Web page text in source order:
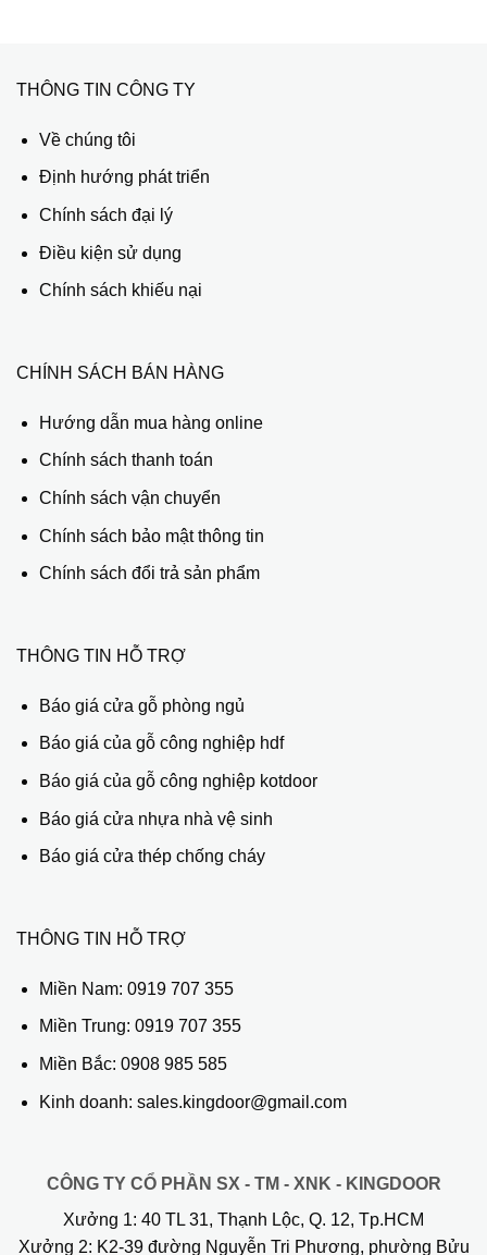
THÔNG TIN CÔNG TY
Về chúng tôi
Định hướng phát triển
Chính sách đại lý
Điều kiện sử dụng
Chính sách khiếu nại
CHÍNH SÁCH BÁN HÀNG
Hướng dẫn mua hàng online
Chính sách thanh toán
Chính sách vận chuyển
Chính sách bảo mật thông tin
Chính sách đổi trả sản phẩm
THÔNG TIN HỖ TRỢ
Báo giá cửa gỗ phòng ngủ
Báo giá của gỗ công nghiệp hdf
Báo giá của gỗ công nghiệp kotdoor
Báo giá cửa nhựa nhà vệ sinh
Báo giá cửa thép chống cháy
THÔNG TIN HỖ TRỢ
Miền Nam: 0919 707 355
Miền Trung: 0919 707 355
Miền Bắc: 0908 985 585
Kinh doanh: sales.kingdoor@gmail.com
CÔNG TY CỔ PHẦN SX - TM - XNK - KINGDOOR
Xưởng 1: 40 TL 31, Thạnh Lộc, Q. 12, Tp.HCM
Xưởng 2: K2-39 đường Nguyễn Tri Phương, phường Bửu